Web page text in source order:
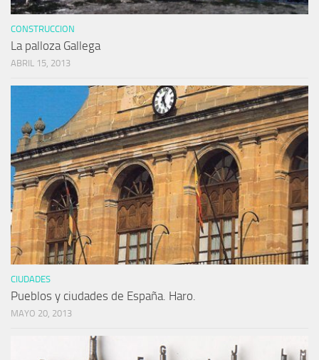
CONSTRUCCION
La palloza Gallega
ABRIL 15, 2013
CIUDADES
Pueblos y ciudades de España. Haro.
MAYO 20, 2013